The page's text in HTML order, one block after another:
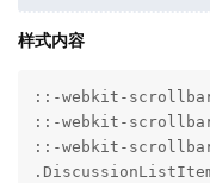
样式内容
::-webkit-
::-webkit-
::-webkit-